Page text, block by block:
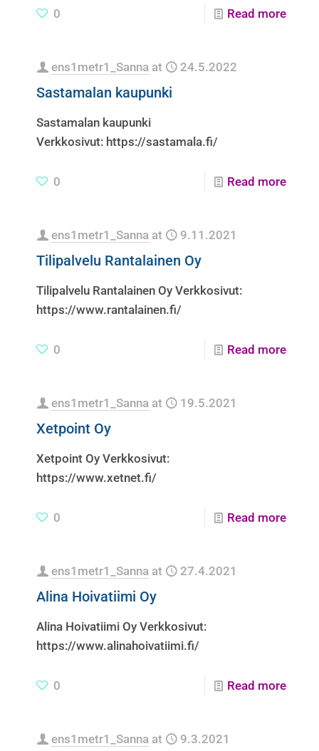
0 Read more
ens1metr1_Sanna at 24.5.2022
Sastamalan kaupunki
Sastamalan kaupunki
Verkkosivut: https://sastamala.fi/
0 Read more
ens1metr1_Sanna at 9.11.2021
Tilipalvelu Rantalainen Oy
Tilipalvelu Rantalainen Oy Verkkosivut:
https://www.rantalainen.fi/
0 Read more
ens1metr1_Sanna at 19.5.2021
Xetpoint Oy
Xetpoint Oy Verkkosivut:
https://www.xetnet.fi/
0 Read more
ens1metr1_Sanna at 27.4.2021
Alina Hoivatiimi Oy
Alina Hoivatiimi Oy Verkkosivut:
https://www.alinahoivatiimi.fi/
0 Read more
ens1metr1_Sanna at 9.3.2021